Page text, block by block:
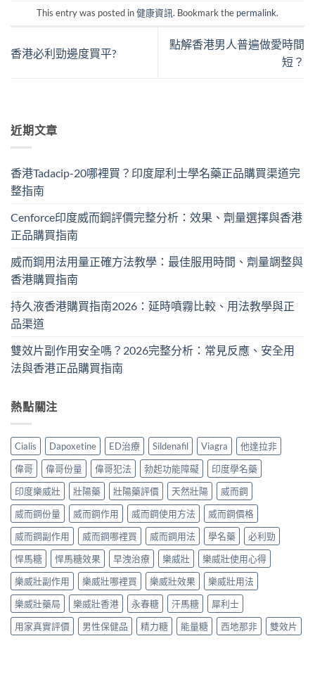
This entry was posted in健康資訊. Bookmark the permalink.
香港必利勁邊度買平?
點解香港男人普遍做愛時間
短？
近期文章
香港Tadacip-20哪裡買？印度犀利士學名藥正品購買渠道完
整指南
Cenforce印度威而鋼評價完整分析：效果、劑量選擇與香港
正品購買指南
威而鋼用法用量正確方法教學：最佳服用時間、劑量調整與
香港購買指南
持久液香港購買指南2026：延時噴霧比較、用法教學與正
品渠道
雙效片副作用安全嗎？2026完整分析：常見反應、安全用
法與香港正品購買指南
熱點關注
Cialis Dapoxetine ED治療 Sildenafil Viagra
他達拉非
偉哥
偉哥份量 偉哥犯法 勃起功能障礙
印度學名藥
印度樂威壯
壯陽藥 壯陽藥評價 天然壯陽
威而鋼
威而鋼份量
威而鋼作用 威而鋼使用方法
威而鋼價格
威而鋼副作用
威而鋼哪裡買 威而鋼用法 學名藥
必利勁
悍馬糖
悍馬糖效果 早洩治療 樂威壯
樂威壯使用心得
樂威壯副作用
樂威壯哪裡買 樂威壯效果
樂威壯用法
樂威壯藥局
樂威壯香港 永春糖 汗馬糖
犀利士
用家真實評價
男性保健品 精力糖 能量糖 西地那非 雙效片